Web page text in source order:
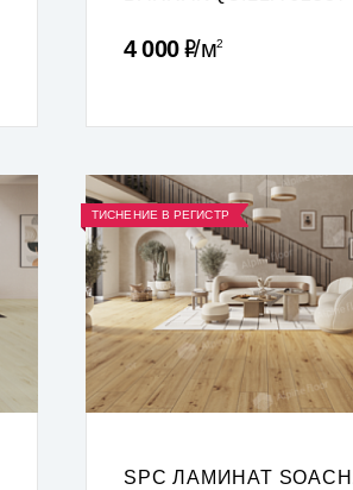
4 000Р м2
ТИСНЕНИЕ В РЕГИСТР
SPC ЛАМИНАТ